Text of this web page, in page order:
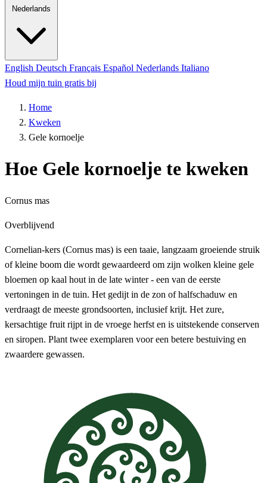
Nederlands
English Deutsch Français Español Nederlands Italiano
Houd mijn tuin gratis bij
Home
Kweken
Gele kornoelje
Hoe Gele kornoelje te kweken
Cornus mas
Overblijvend
Cornelian-kers (Cornus mas) is een taaie, langzaam groeiende struik
of kleine boom die wordt gewaardeerd om zijn wolken kleine gele
bloemen op kaal hout in de late winter - een van de eerste
vertoningen in de tuin. Het gedijt in de zon of halfschaduw en
verdraagt ​​de meeste grondsoorten, inclusief krijt. Het zure,
kersachtige fruit rijpt in de vroege herfst en is uitstekende conserven
en siropen. Plant twee exemplaren voor een betere bestuiving en
zwaardere gewassen.